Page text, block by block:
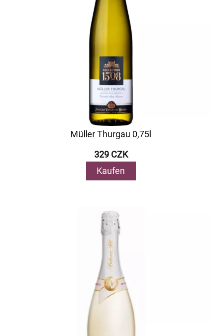
Müller Thurgau 0,75l
329 CZK
Kaufen